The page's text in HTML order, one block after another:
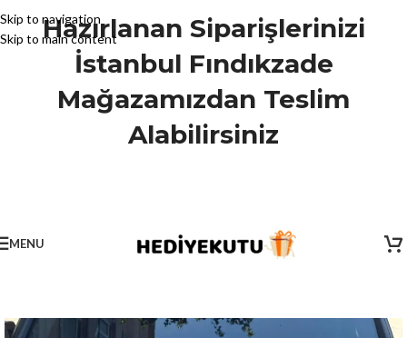
Skip to navigation
Skip to main content
Hazırlanan Siparişlerinizi
İstanbul Fındıkzade
Mağazamızdan Teslim
Alabilirsiniz
MENU